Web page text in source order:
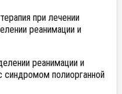
при лечении
реанимации и
реанимации и
синдромом полиорганной